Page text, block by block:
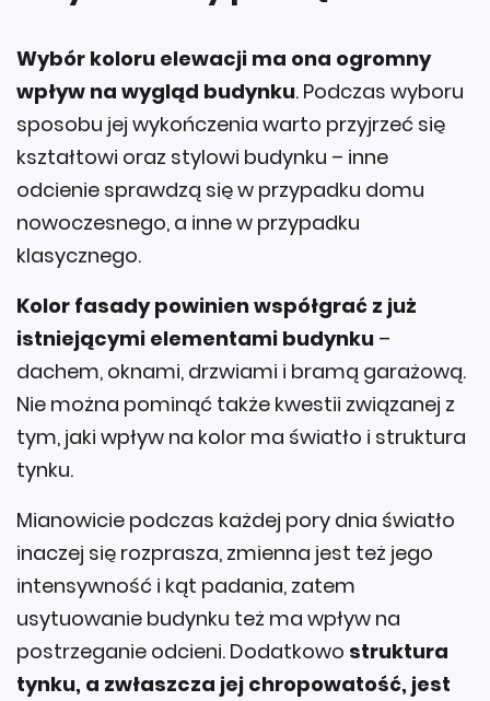
Wybór koloru elewacji ma ona ogromny
wpływ na wygląd budynku. Podczas wyboru
sposobu jej wykończenia warto przyjrzeć się
kształtowi oraz stylowi budynku – inne
odcienie sprawdzą się w przypadku domu
nowoczesnego, a inne w przypadku
klasycznego.
Kolor fasady powinien współgrać z już
istniejącymi elementami budynku –
dachem, oknami, drzwiami i bramą garażową.
Nie można pominąć także kwestii związanej z
tym, jaki wpływ na kolor ma światło i struktura
tynku.
Mianowicie podczas każdej pory dnia światło
inaczej się rozprasza, zmienna jest też jego
intensywność i kąt padania, zatem
usytuowanie budynku też ma wpływ na
postrzeganie odcieni. Dodatkowo struktura
tynku, a zwłaszcza jej chropowatość, jest